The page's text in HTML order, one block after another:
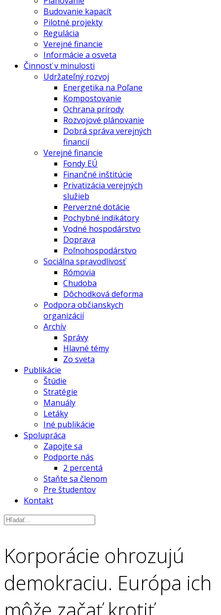
Budovanie kapacít
Pilotné projekty
Regulácia
Verejné financie
Informácie a osveta
Činnosť v minulosti
Udržateľný rozvoj
Energetika na Poľane
Kompostovanie
Ochrana prírody
Rozvojové plánovanie
Dobrá správa verejných
financií
Verejné financie
Fondy EÚ
Finančné inštitúcie
Privatizácia verejných
služieb
Perverzné dotácie
Pochybné indikátory
Vodné hospodárstvo
Doprava
Poľnohospodárstvo
Sociálna spravodlivosť
Rómovia
Chudoba
Dôchodková deforma
Podpora občianskych
organizácií
Archív
Správy
Hlavné témy
Zo sveta
Publikácie
Štúdie
Stratégie
Manuály
Letáky
Iné publikácie
Spolupráca
Zapojte sa
Podporte nás
2 percentá
Staňte sa členom
Pre študentov
Kontakt
Korporácie ohrozujú
demokraciu. Európa ich